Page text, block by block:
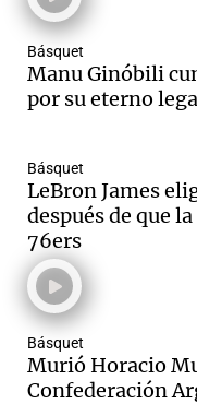
Básquet
Manu Ginóbili
por su eterno
Básquet
LeBron James
después de que
76ers
Básquet
Murió Horacio
Confederación